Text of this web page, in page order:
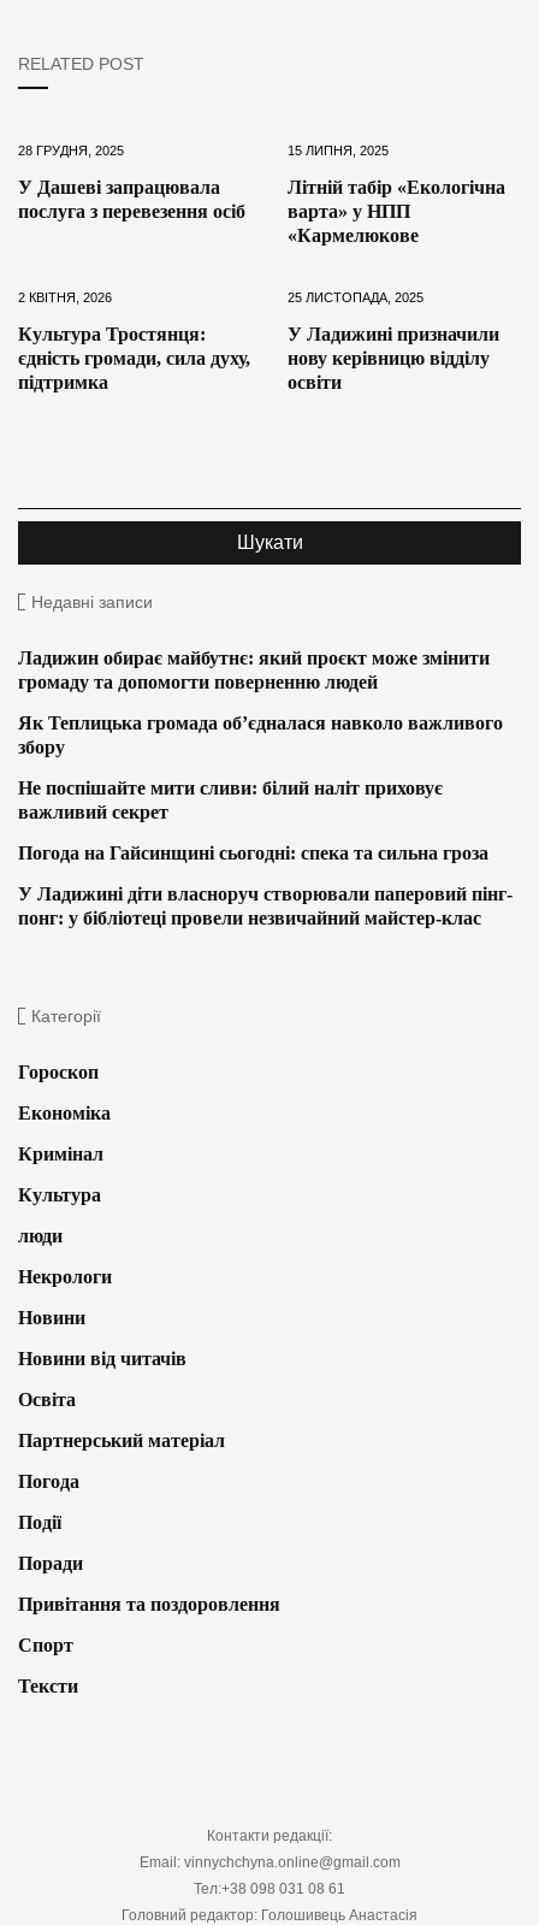
RELATED POST
28 ГРУДНЯ, 2025
У Дашеві запрацювала
послуга з перевезення осіб
15 ЛИПНЯ, 2025
Літній табір «Екологічна
варта» у НПП
«Кармелюкове
2 КВІТНЯ, 2026
Культура Тростянця:
єдність громади, сила духу,
підтримка
25 ЛИСТОПАДА, 2025
У Ладижині призначили
нову керівницю відділу
освіти
Недавні записи
Ладижин обирає майбутнє: який проєкт може змінити
громаду та допомогти поверненню людей
Як Теплицька громада об’єдналася навколо важливого
збору
Не поспішайте мити сливи: білий наліт приховує
важливий секрет
Погода на Гайсинщині сьогодні: спека та сильна гроза
У Ладижині діти власноруч створювали паперовий пінг-
понг: у бібліотеці провели незвичайний майстер-клас
Категорії
Гороскоп
Економіка
Кримінал
Культура
люди
Некрологи
Новини
Новини від читачів
Освіта
Партнерський матеріал
Погода
Події
Поради
Привітання та поздоровлення
Спорт
Тексти
Контакти редакції:
Email: vinnychchyna.online@gmail.com
Тел:+38 098 031 08 61
Головний редактор: Голошивець Анастасія